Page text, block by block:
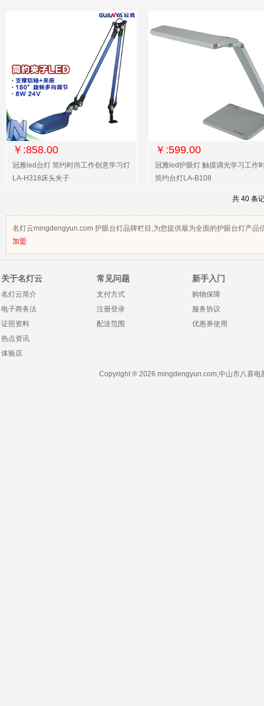
￥:858.00
冠雅led台灯 简约时尚工作创意学习灯
LA-H318床头夹子
￥:599.00
冠雅led护眼灯 触摸调光学习工作
简约台灯LA-B108
共 40 条
名灯云mingdengyun.com 护眼台灯品牌栏目,为您提供最为全面的护眼台灯产
加盟
关于名灯云
名灯云简介
电子商务法
证照资料
热点资讯
体验店
常见问题
支付方式
注册登录
配送范围
新手入门
购物保障
服务协议
优惠券使用
Copyright ® 2026 mingdengyun.com,中山市八喜